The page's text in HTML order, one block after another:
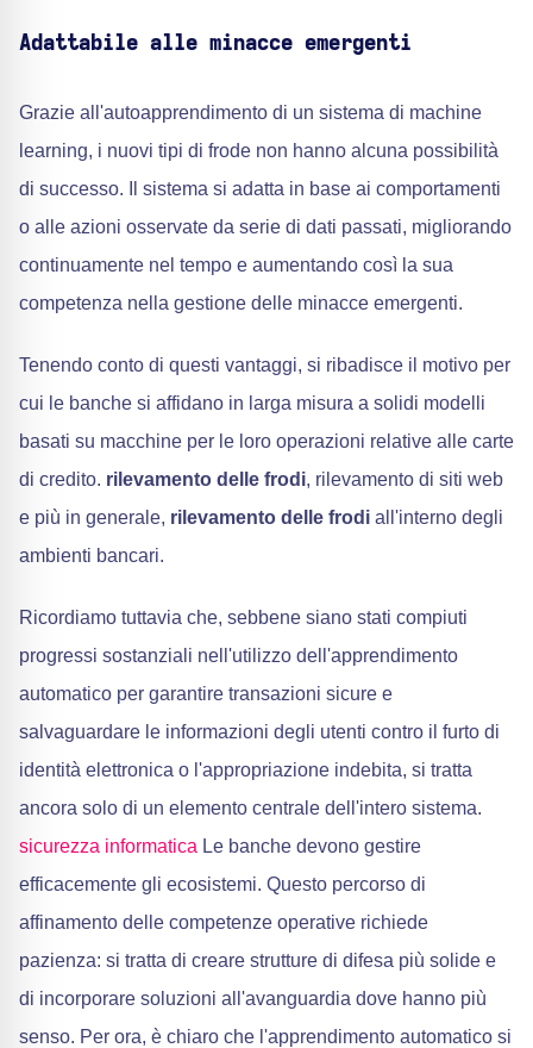
Adattabile alle minacce emergenti
Grazie all'autoapprendimento di un sistema di machine
learning, i nuovi tipi di frode non hanno alcuna possibilità
di successo. Il sistema si adatta in base ai comportamenti
o alle azioni osservate da serie di dati passati, migliorando
continuamente nel tempo e aumentando così la sua
competenza nella gestione delle minacce emergenti.
Tenendo conto di questi vantaggi, si ribadisce il motivo per
cui le banche si affidano in larga misura a solidi modelli
basati su macchine per le loro operazioni relative alle carte
di credito. rilevamento delle frodi, rilevamento di siti web
e più in generale, rilevamento delle frodi all'interno degli
ambienti bancari.
Ricordiamo tuttavia che, sebbene siano stati compiuti
progressi sostanziali nell'utilizzo dell'apprendimento
automatico per garantire transazioni sicure e
salvaguardare le informazioni degli utenti contro il furto di
identità elettronica o l'appropriazione indebita, si tratta
ancora solo di un elemento centrale dell'intero sistema.
sicurezza informatica Le banche devono gestire
efficacemente gli ecosistemi. Questo percorso di
affinamento delle competenze operative richiede
pazienza: si tratta di creare strutture di difesa più solide e
di incorporare soluzioni all'avanguardia dove hanno più
senso. Per ora, è chiaro che l'apprendimento automatico si